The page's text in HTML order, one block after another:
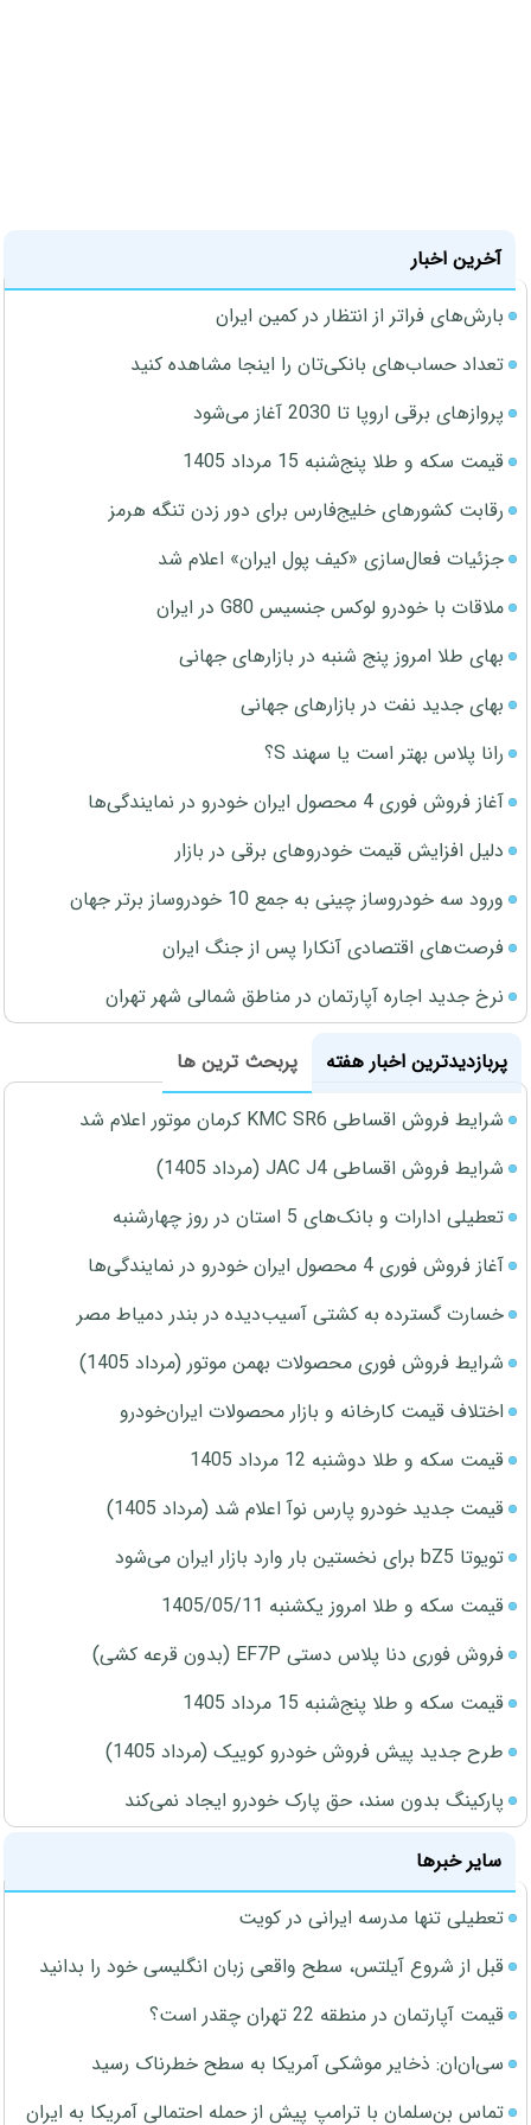
آخرین اخبار
بارش‌های فراتر از انتظار در کمین ایران
تعداد حساب‌های بانکی‌تان را اینجا مشاهده کنید
پروازهای برقی اروپا تا 2030 آغاز می‌شود
قیمت سکه و طلا پنج‌شنبه 15 مرداد 1405
رقابت کشورهای خلیج‌فارس برای دور زدن تنگه هرمز
جزئیات فعال‌سازی «کیف پول ایران» اعلام شد
ملاقات با خودرو لوکس جنسیس G80 در ایران
بهای طلا امروز پنج شنبه در بازارهای جهانی
بهای جدید نفت در بازارهای جهانی
رانا پلاس بهتر است یا سهند S؟
آغاز فروش فوری 4 محصول ایران خودرو در نمایندگی‌ها
دلیل افزایش قیمت خودروهای برقی در بازار
ورود سه خودروساز چینی به جمع 10 خودروساز برتر جهان
فرصت‌های اقتصادی آنکارا پس از جنگ ایران
نرخ جدید اجاره آپارتمان در مناطق شمالی شهر تهران
پربازدیدترین اخبار هفته
پربحث ترین ها
شرایط فروش اقساطی KMC SR6 کرمان موتور اعلام شد
شرایط فروش اقساطی JAC J4 (مرداد 1405)
تعطیلی ادارات و بانک‌های 5 استان در روز چهارشنبه
آغاز فروش فوری 4 محصول ایران خودرو در نمایندگی‌ها
خسارت گسترده به کشتی آسیب‌دیده در بندر دمیاط مصر
شرایط فروش فوری محصولات بهمن موتور (مرداد 1405)
اختلاف قیمت کارخانه و بازار محصولات ایران‌خودرو
قیمت سکه و طلا دوشنبه 12 مرداد 1405
قیمت جدید خودرو پارس نوآ اعلام شد (مرداد 1405)
تویوتا bZ5 برای نخستین بار وارد بازار ایران می‌شود
قیمت سکه و طلا امروز یکشنبه 1405/05/11
فروش فوری دنا پلاس دستی EF7P (بدون قرعه کشی)
قیمت سکه و طلا پنج‌شنبه 15 مرداد 1405
طرح جدید پیش فروش خودرو کوییک (مرداد 1405)
پارکینگ بدون سند، حق پارک خودرو ایجاد نمی‌کند
سایر خبرها
تعطیلی تنها مدرسه ایرانی در کویت
قبل از شروع آیلتس، سطح واقعی زبان انگلیسی خود را بدانید
قیمت آپارتمان در منطقه 22 تهران چقدر است؟
سی‌ان‌ان: ذخایر موشکی آمریکا به سطح خطرناک رسید
تماس بن‌سلمان با ترامپ پیش از حمله احتمالی آمریکا به ایران